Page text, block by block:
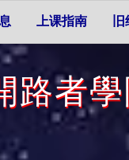
上课指南
路者